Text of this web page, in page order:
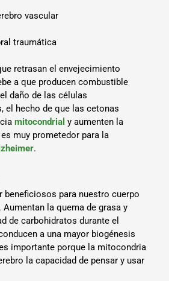
vascular
traumática
retrasan el envejecimiento
a que producen combustible
daño de las células
el hecho de que las cetonas
mitocondrial y aumenten la
muy prometedor para la
.
beneficiosos para nuestro cuerpo
la quema de grasa y
de carbohidratos durante el
a una mayor biogénesis
importante porque la mitocondria
la capacidad de pensar y usar